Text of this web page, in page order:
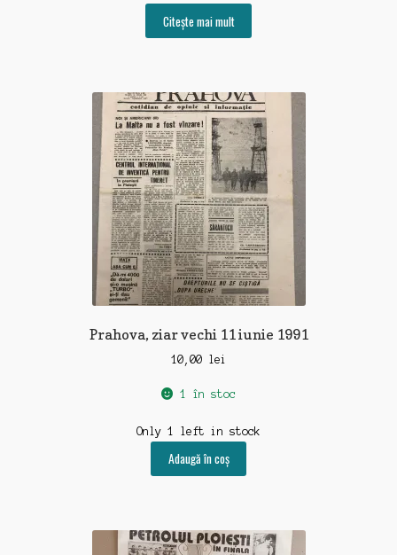
Citește mai mult
Prahova, ziar vechi 11 iunie 1991
10,00 lei
1 în stoc
Only 1 left in stock
Adaugă în coș